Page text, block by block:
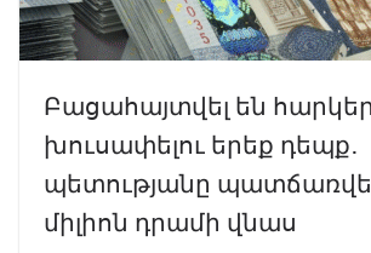
Բացահայտվել են
խուսափելու երեք դեպք․
պետությանը պատճառվել
միլիոն դրամի վնաս